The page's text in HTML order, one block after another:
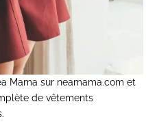
Mama sur neamama.com et
de vêtements